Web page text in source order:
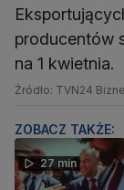
producentów
na 1 kwietnia.
Źródło: TVN24
ZOBACZ TAKŻE:
27 min